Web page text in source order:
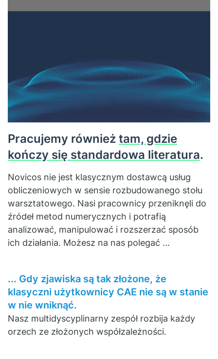
Pracujemy również tam, gdzie
kończy się standardowa literatura.
Novicos nie jest klasycznym dostawcą usług
obliczeniowych w sensie rozbudowanego stołu
warsztatowego. Nasi pracownicy przeniknęli do
źródeł metod numerycznych i potrafią
analizować, manipulować i rozszerzać sposób
ich działania. Możesz na nas polegać ...
... Gdy zjawiska są tak złożone, że
klasyczni użytkownicy CAE nie są w stanie
w nie wniknąć.
Nasz multidyscyplinarny zespół rozbija każdy
orzech ze złożonych współzależności.